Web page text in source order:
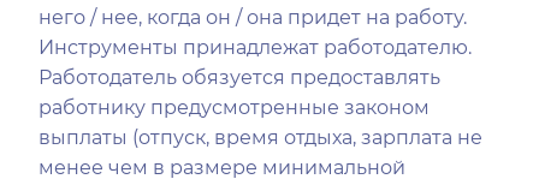
него / нее, когда он / она придет на работу.
Инструменты принадлежат работодателю.
Работодатель обязуется предоставлять
работнику предусмотренные законом
выплаты (отпуск, время отдыха, зарплата не
менее чем в размере минимальной